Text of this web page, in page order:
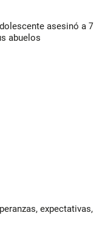
asesinó a 7
abuelos
expectativas,